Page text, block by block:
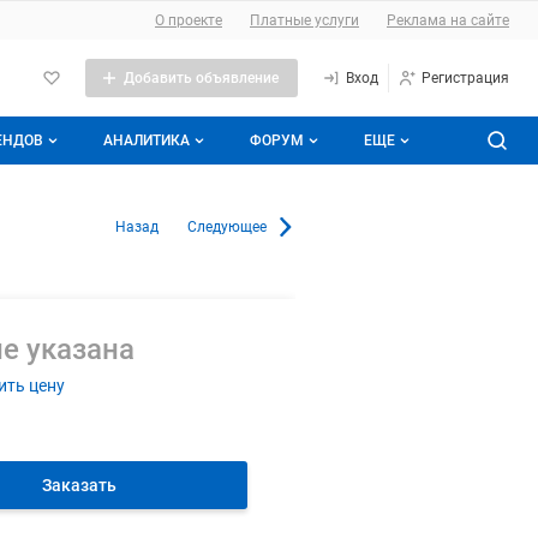
О сайте
О проекте Платные услуги Реклама на сайте
Добавить объявление Вход Регистрация
АНАЛИТИКА ФОРУМ ЕЩЕ
и Ставропольском
Назад Следующее
указана
цену
Заказать